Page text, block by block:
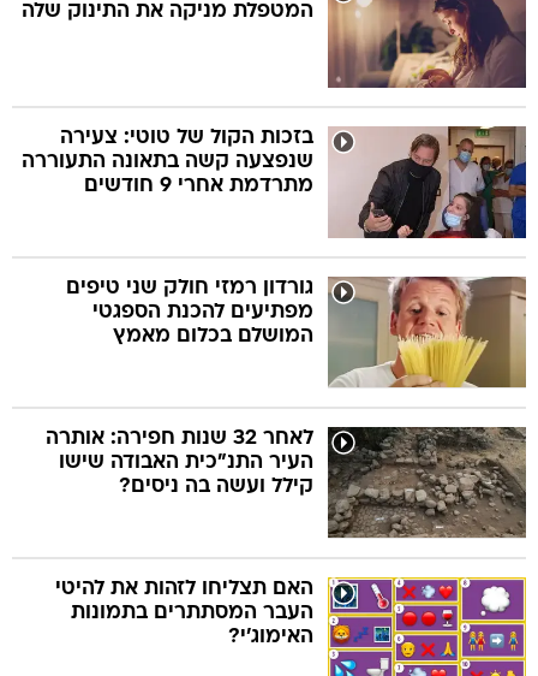
המטפלת מניקה את התינוק שלה
בזכות הקול של טוטי: צעירה
שנפצעה קשה בתאונה התעוררה
מתרדמת אחרי 9 חודשים
גורדון רמזי חולק שני טיפים
מפתיעים להכנת הספגטי
המושלם בכלום מאמץ
לאחר 32 שנות חפירה: אותרה
העיר התנ"כית האבודה שישו
קילל ועשה בה ניסים?
האם תצליחו לזהות את להיטי
העבר המסתתרים בתמונות
האימוג'י?